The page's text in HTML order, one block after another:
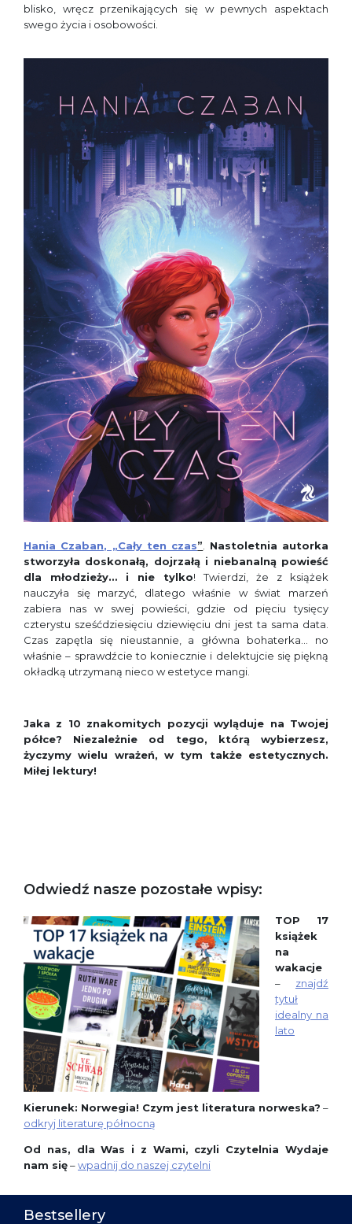
blisko, wręcz przenikających się w pewnych aspektach
swego życia i osobowości.
Hania Czaban, „Cały ten czas”
Nastoletnia autorka
stworzyła doskonałą, dojrzałą i niebanalną powieść
dla młodzieży… i nie tylko! Twierdzi, że z książek
nauczyła się marzyć, dlatego właśnie w świat marzeń
zabiera nas w swej powieści, gdzie od pięciu tysięcy
czterystu sześćdziesięciu dziewięciu dni jest ta sama data.
Czas zapętla się nieustannie, a główna bohaterka… no
właśnie – sprawdźcie to koniecznie i delektujcie się piękną
okładką utrzymaną nieco w estetyce mangi.
Jaka z 10 znakomitych pozycji wyląduje na Twojej
półce? Niezależnie od tego, którą wybierzesz,
życzymy wielu wrażeń, w tym także estetycznych.
Miłej lektury!
Odwiedź nasze pozostałe wpisy:
TOP 17
książek
na
wakacje
– znajdź
tytuł
idealny na
lato
Kierunek: Norwegia! Czym jest literatura norweska? –
odkryj literaturę północną
Od nas, dla Was i z Wami, czyli Czytelnia Wydaje
nam się–wpadnij do naszej czytelni
Bestsellery